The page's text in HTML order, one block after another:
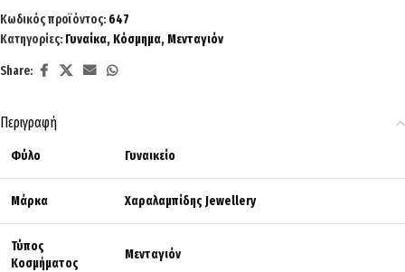
Κωδικός προϊόντος: 647
Κατηγορίες: Γυναίκα, Κόσμημα, Μενταγιόν
Share:
Περιγραφή
Φύλο Γυναικείο
Μάρκα Χαραλαμπίδης Jewellery
Τύπος
Κοσμήματος
Μενταγιόν